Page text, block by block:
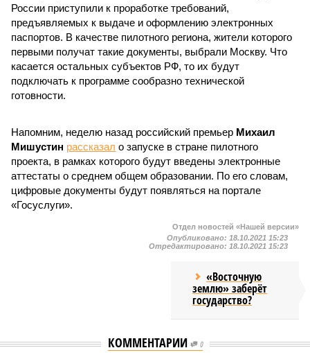
России приступили к проработке требований,
предъявляемых к выдаче и оформлению электронных
паспортов. В качестве пилотного региона, жители которого
первыми получат такие документы, выбрали Москву. Что
касается остальных субъектов РФ, то их будут
подключать к программе сообразно технической
готовности.
Напомним, неделю назад российский премьер Михаил
Мишустин рассказал о запуске в стране пилотного
проекта, в рамках которого будут введены электронные
аттестаты о среднем общем образовании. По его словам,
цифровые документы будут появляться на портале
«Госуслуги».
Отдел новостей «Нашей версии»
Опубликовано: 18.10.2021 15:23
Отредактировано: 18.10.2021 15:23
«Восточную
землю» заберёт
государство?
КОММЕНТАРИИ 0